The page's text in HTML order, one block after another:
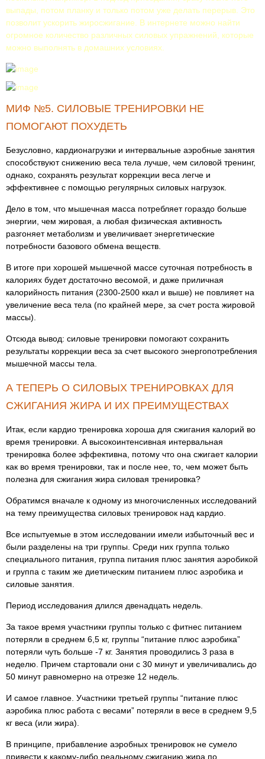
выпады, потом планку и только потом уже делать перерыв. Это
позволит ускорить жиросжигание. В интернете можно найти
огромное количество различных силовых упражнений, которые
можно выполнять в домашних условиях.
МИФ №5. СИЛОВЫЕ ТРЕНИРОВКИ НЕ
ПОМОГАЮТ ПОХУДЕТЬ
Безусловно, кардионагрузки и интервальные аэробные занятия
способствуют снижению веса тела лучше, чем силовой тренинг,
однако, сохранять результат коррекции веса легче и
эффективнее с помощью регулярных силовых нагрузок.
Дело в том, что мышечная масса потребляет гораздо больше
энергии, чем жировая, а любая физическая активность
разгоняет метаболизм и увеличивает энергетические
потребности базового обмена веществ.
В итоге при хорошей мышечной массе суточная потребность в
калориях будет достаточно весомой, и даже приличная
калорийность питания (2300-2500 ккал и выше) не повлияет на
увеличение веса тела (по крайней мере, за счет роста жировой
массы).
Отсюда вывод: силовые тренировки помогают сохранить
результаты коррекции веса за счет высокого энергопотребления
мышечной массы тела.
А ТЕПЕРЬ О СИЛОВЫХ ТРЕНИРОВКАХ ДЛЯ
СЖИГАНИЯ ЖИРА И ИХ ПРЕИМУЩЕСТВАХ
Итак, если кардио тренировка хороша для сжигания калорий во
время тренировки. А высокоинтенсивная интервальная
тренировка более эффективна, потому что она сжигает калории
как во время тренировки, так и после нее, то, чем может быть
полезна для сжигания жира силовая тренировка?
Обратимся вначале к одному из многочисленных исследований
на тему преимущества силовых тренировок над кардио.
Все испытуемые в этом исследовании имели избыточный вес и
были разделены на три группы. Среди них группа только
специального питания, группа питания плюс занятия аэробикой
и группа с таким же диетическим питанием плюс аэробика и
силовые занятия.
Период исследования длился двенадцать недель.
За такое время участники группы только с фитнес питанием
потеряли в среднем 6,5 кг, группы “питание плюс аэробика”
потеряли чуть больше -7 кг. Занятия проводились 3 раза в
неделю. Причем стартовали они с 30 минут и увеличивались до
50 минут равномерно на отрезке 12 недель.
И самое главное. Участники третьей группы “питание плюс
аэробика плюс работа с весами” потеряли в весе в среднем 9,5
кг веса (или жира).
В принципе, прибавление аэробных тренировок не сумело
привести к какому-либо реальному сжиганию жира по